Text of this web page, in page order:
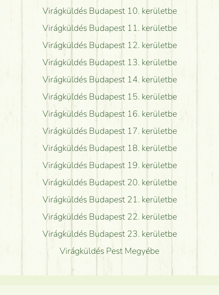
Virágküldés Budapest 10. kerületbe
Virágküldés Budapest 11. kerületbe
Virágküldés Budapest 12. kerületbe
Virágküldés Budapest 13. kerületbe
Virágküldés Budapest 14. kerületbe
Virágküldés Budapest 15. kerületbe
Virágküldés Budapest 16. kerületbe
Virágküldés Budapest 17. kerületbe
Virágküldés Budapest 18. kerületbe
Virágküldés Budapest 19. kerületbe
Virágküldés Budapest 20. kerületbe
Virágküldés Budapest 21. kerületbe
Virágküldés Budapest 22. kerületbe
Virágküldés Budapest 23. kerületbe
Virágküldés Pest Megyébe